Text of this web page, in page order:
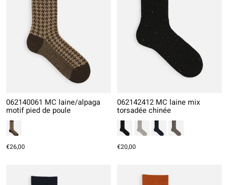
062140061 MC laine/alpaga
motif pied de poule
€26,00
062142412 MC laine mix
torsadée chinée
€20,00